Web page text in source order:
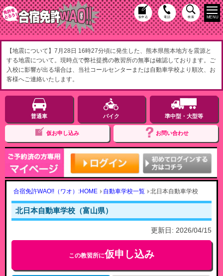
仮申込 電話 検索
【地震について】7月28日 16時27分頃に発生した、熊本県熊本地方を震源と
する地震について。現時点で弊社提携の教習所の無事は確認しております。ご
入校に影響が出る場合は、当社コールセンターまたは自動車学校より順次、お
客様へご連絡いたします。
普通車 バイク 準中型・大型等
仮お申し込み お問い合わせ
MENU
合宿免許WAO!!（ワオ）:HOME 自動車学校一覧 北日本自動車学校
北日本自動車学校（富山県）
更新日: 2026/04/15
この教習所に仮申し込み